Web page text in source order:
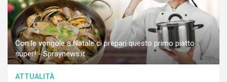
Con le vongole a Natale ci prepari questo primo piatto
super! - Spraynews.it
ATTUALITÀ